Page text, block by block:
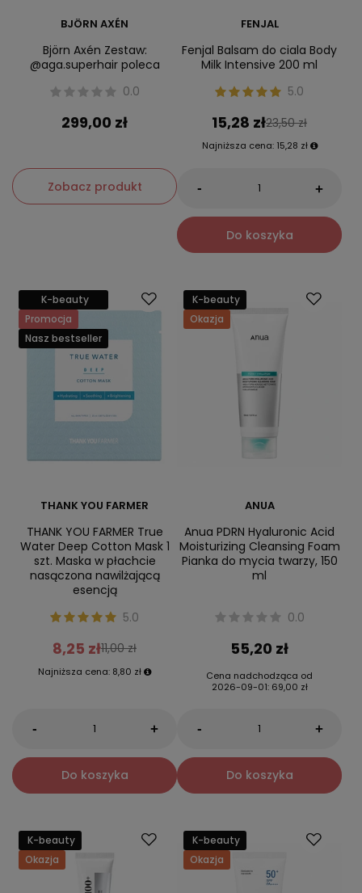
BJÖRN AXÉN
Björn Axén Zestaw:
@aga.superhair poleca
0.0
299,00 zł
Zobacz produkt
FENJAL
Fenjal Balsam do ciala Body
Milk Intensive 200 ml
5.0
15,28 zł23,50 zł
Najniższa cena: 15,28 zł
- +
Do koszyka
K-beauty
Promocja
Nasz bestseller
THANK YOU FARMER
THANK YOU FARMER True
Water Deep Cotton Mask 1
szt. Maska w płachcie
nasączona nawilżającą
esencją
5.0
8,25 zł11,00 zł
Najniższa cena: 8,80 zł
- +
Do koszyka
K-beauty
Okazja
ANUA
Anua PDRN Hyaluronic Acid
Moisturizing Cleansing Foam
Pianka do mycia twarzy, 150
ml
0.0
55,20 zł
Cena nadchodząca od
2026-09-01: 69,00 zł
- +
Do koszyka
K-beauty
Okazja
K-beauty
Okazja